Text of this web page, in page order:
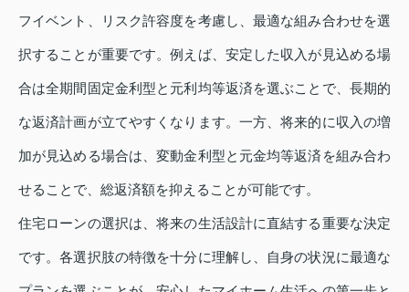
フイベント、リスク許容度を考慮し、最適な組み合わせを選
択することが重要です。例えば、安定した収入が見込める場
合は全期間固定金利型と元利均等返済を選ぶことで、長期的
な返済計画が立てやすくなります。一方、将来的に収入の増
加が見込める場合は、変動金利型と元金均等返済を組み合わ
せることで、総返済額を抑えることが可能です。
住宅ローンの選択は、将来の生活設計に直結する重要な決定
です。各選択肢の特徴を十分に理解し、自身の状況に最適な